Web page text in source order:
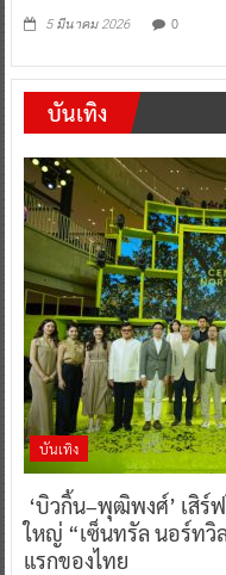
5 มีนาคม 2026 0
บันเทิง
บันเทิง
‘บิวกิ้น–พุฒิพงศ์’ เสิร์
ใหญ่ “เซ็นทรัล นอร์ทวิ
แรกของไทย